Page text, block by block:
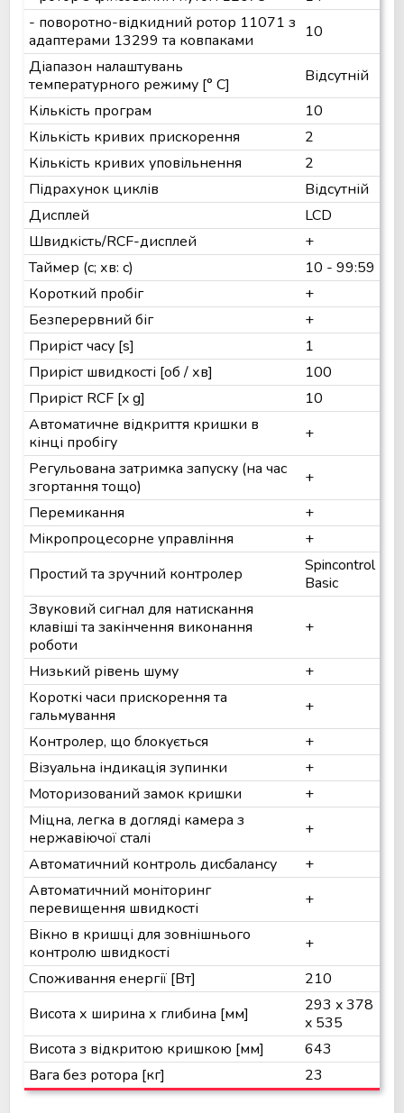
- поворотно-відкидний ротор 11071 з
адаптерами 13299 та ковпаками
10
Діапазон налаштувань
температурного режиму [° C]
Відсутній
Кількість програм
10
Кількість кривих прискорення
2
Кількість кривих уповільнення
2
Підрахунок циклів
Відсутній
Дисплей
LCD
Швидкість/RCF-дисплей
+
Таймер (с; хв: с)
10 - 99:59
Короткий пробіг
+
Безперервний біг
+
Приріст часу [s]
1
Приріст швидкості [об / хв]
100
Приріст RCF [x g]
10
Автоматичне відкриття кришки в
кінці пробігу
+
Регульована затримка запуску (на час
згортання тощо)
+
Перемикання
+
Мікропроцесорне управління
+
Простий та зручний контролер
Spincontrol
Basic
Звуковий сигнал для натискання
клавіші та закінчення виконання
роботи
+
Низький рівень шуму
+
Короткі часи прискорення та
гальмування
+
Контролер, що блокується
+
Візуальна індикація зупинки
+
Моторизований замок кришки
+
Міцна, легка в догляді камера з
нержавіючої сталі
+
Автоматичний контроль дисбалансу
+
Автоматичний моніторинг
перевищення швидкості
+
Вікно в кришці для зовнішнього
контролю швидкості
+
Споживання енергії [Вт]
210
Висота х ширина х глибина [мм]
293 x 378
x 535
Висота з відкритою кришкою [мм]
643
Вага без ротора [кг]
23